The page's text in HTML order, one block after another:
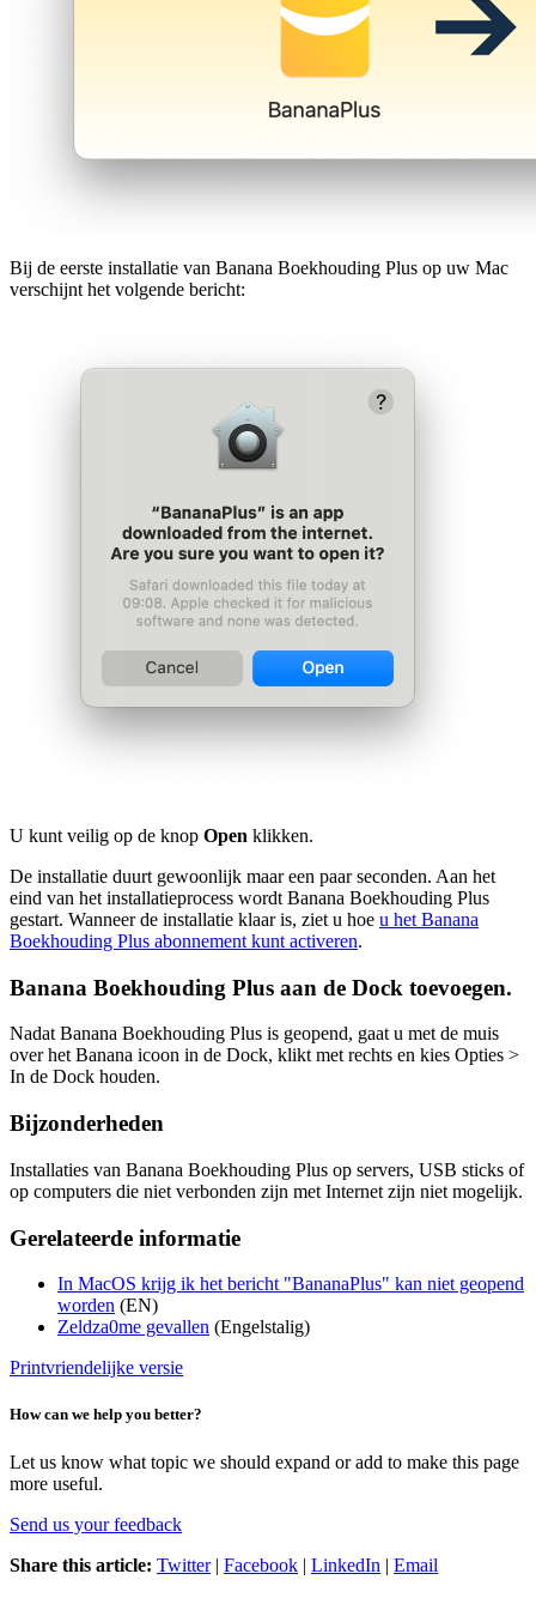
Bij de eerste installatie van Banana Boekhouding Plus op uw Mac
verschijnt het volgende bericht:
U kunt veilig op de knop Open klikken.
De installatie duurt gewoonlijk maar een paar seconden. Aan het
eind van het installatieprocess wordt Banana Boekhouding Plus
gestart. Wanneer de installatie klaar is, ziet u hoe u het Banana
Boekhouding Plus abonnement kunt activeren.
Banana Boekhouding Plus aan de Dock toevoegen.
Nadat Banana Boekhouding Plus is geopend, gaat u met de muis
over het Banana icoon in de Dock, klikt met rechts en kies Opties >
In de Dock houden.
Bijzonderheden
Installaties van Banana Boekhouding Plus op servers, USB sticks of
op computers die niet verbonden zijn met Internet zijn niet mogelijk.
Gerelateerde informatie
In MacOS krijg ik het bericht "BananaPlus" kan niet geopend
worden (EN)
Zeldza0me gevallen (Engelstalig)
Printvriendelijke versie
How can we help you better?
Let us know what topic we should expand or add to make this page
more useful.
Send us your feedback
Share this article: Twitter| Facebook | LinkedIn | Email